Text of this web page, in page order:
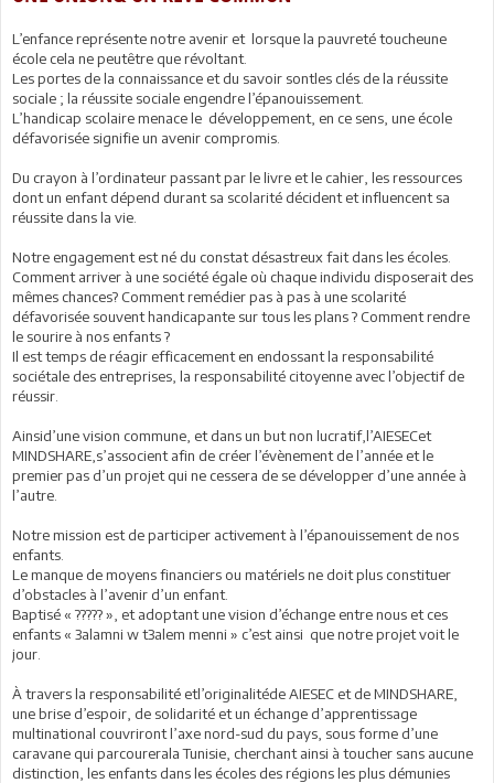
L’enfance représente notre avenir et lorsque la pauvreté toucheune
école cela ne peutêtre que révoltant.
Les portes de la connaissance et du savoir sontles clés de la réussite
sociale ; la réussite sociale engendre l’épanouissement.
L’handicap scolaire menace le développement, en ce sens, une école
défavorisée signifie un avenir compromis.
Du crayon à l’ordinateur passant par le livre et le cahier, les ressources
dont un enfant dépend durant sa scolarité décident et influencent sa
réussite dans la vie.
Notre engagement est né du constat désastreux fait dans les écoles.
Comment arriver à une société égale où chaque individu disposerait des
mêmes chances? Comment remédier pas à pas à une scolarité
défavorisée souvent handicapante sur tous les plans ? Comment rendre
le sourire à nos enfants ?
Il est temps de réagir efficacement en endossant la responsabilité
sociétale des entreprises, la responsabilité citoyenne avec l’objectif de
réussir.
Ainsid’une vision commune, et dans un but non lucratif,l’AIESECet
MINDSHARE,s’associent afin de créer l’évènement de l’année et le
premier pas d’un projet qui ne cessera de se développer d’une année à
l’autre.
Notre mission est de participer activement à l’épanouissement de nos
enfants.
Le manque de moyens financiers ou matériels ne doit plus constituer
d’obstacles à l’avenir d’un enfant.
Baptisé « ????? », et adoptant une vision d’échange entre nous et ces
enfants « 3alamni w t3alem menni » c’est ainsi que notre projet voit le
jour.
À travers la responsabilité etl’originalitéde AIESEC et de MINDSHARE,
une brise d’espoir, de solidarité et un échange d’apprentissage
multinational couvriront l’axe nord-sud du pays, sous forme d’une
caravane qui parcourerala Tunisie, cherchant ainsi à toucher sans aucune
distinction, les enfants dans les écoles des régions les plus démunies